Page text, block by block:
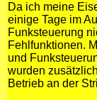
Da ich meine
einige Tage im
Funksteuerung
Fehlfunktionen.
und
wurden
Betrieb an der